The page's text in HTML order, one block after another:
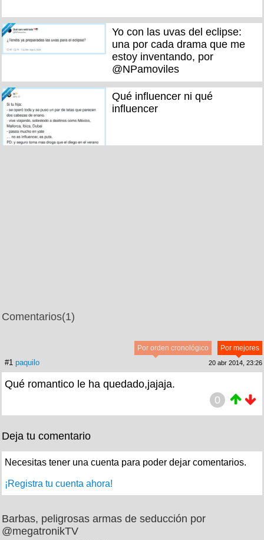
Yo con las uvas del eclipse:
una por cada drama que me
estoy inventando, por
@NPamoviles
Qué influencer ni qué
influencer
Comentarios(1)
Por mejores
Por orden cronológico
#1 paquilo 20 abr 2014, 23:26
Qué romantico le ha quedado,jajaja.
0
Deja tu comentario
Necesitas tener una cuenta para poder dejar comentarios.
¡Registra tu cuenta ahora!
Barbas, peligrosas armas de seducción por
@megatronikTV